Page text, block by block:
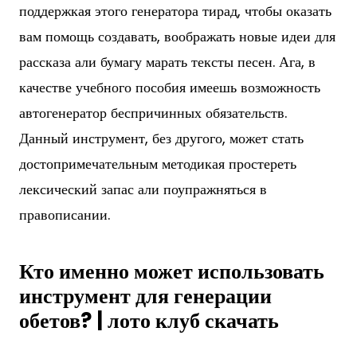
поддержкая этого генератора тирад, чтобы оказать
вам помощь создавать, воображать новые идеи для
рассказа али бумагу марать тексты песен. Ага, в
качестве учебного пособия имеешь возможность
автогенератор беспричинных обязательств.
Данный инструмент, без другого, может стать
достопримечательным методикая простереть
лексический запас али поупражняться в
правописании.
Кто именно может использовать
инструмент для генерации
обетов? | лото клуб скачать